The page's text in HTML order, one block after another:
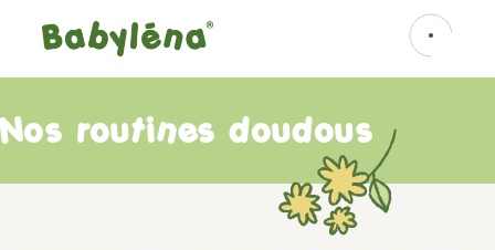
Nos routines doudous